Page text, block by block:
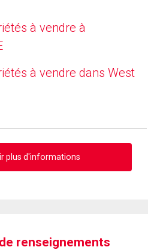
à vendre à
à vendre dans West
plus d'informations
renseignements